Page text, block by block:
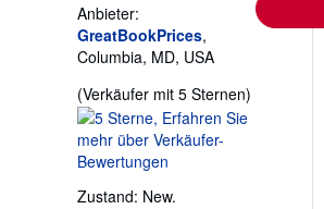
Anbieter:
GreatBookPrices,
Columbia, MD, USA
(Verkäufer mit 5 Sternen)
Zustand: New.